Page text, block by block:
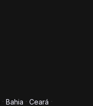
Bahia Ceará